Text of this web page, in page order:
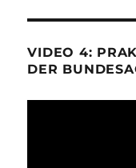
VIDEO 4:
DER